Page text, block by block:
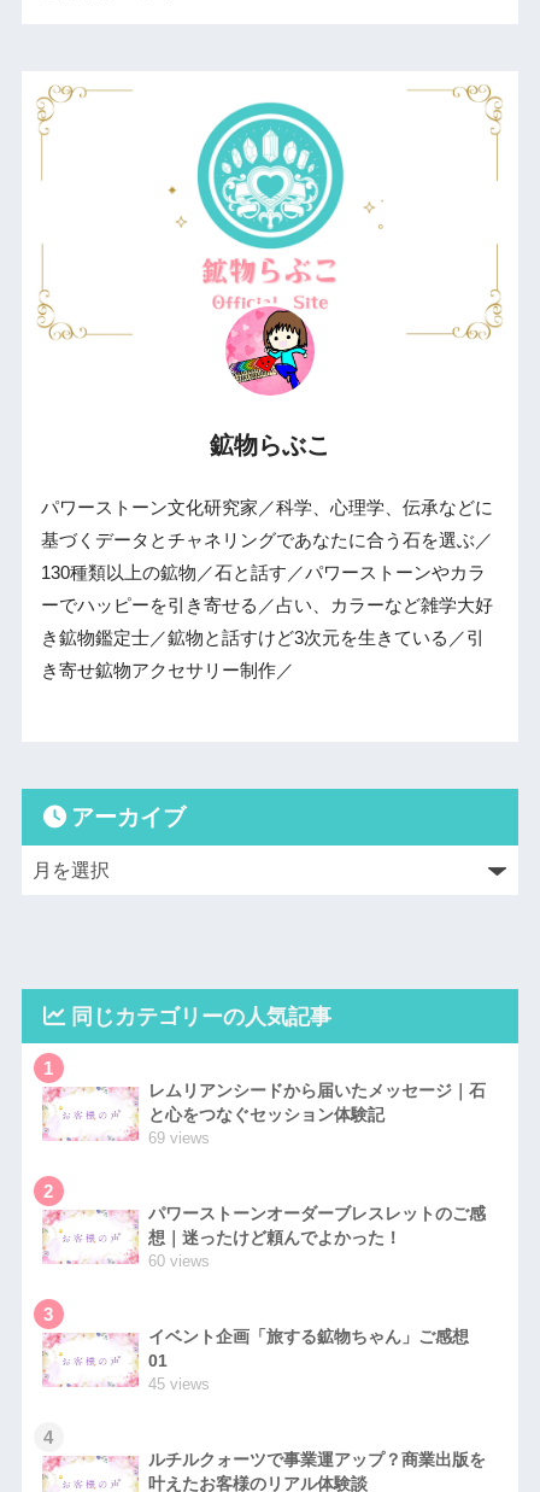
鉱物らぶこ
パワーストーン文化研究家／科学、心理学、伝承などに
基づくデータとチャネリングであなたに合う石を選ぶ／
130種類以上の鉱物／石と話す／パワーストーンやカラ
ーでハッピーを引き寄せる／占い、カラーなど雑学大好
き鉱物鑑定士／鉱物と話すけど3次元を生きている／引
き寄せ鉱物アクセサリー制作／
アーカイブ
同じカテゴリーの人気記事
1
レムリアンシードから届いたメッセージ｜石
と心をつなぐセッション体験記
69 views
2
パワーストーンオーダーブレスレットのご感
想｜迷ったけど頼んでよかった！
60 views
3
イベント企画「旅する鉱物ちゃん」ご感想
01
45 views
4
ルチルクォーツで事業運アップ？商業出版を
叶えたお客様のリアル体験談